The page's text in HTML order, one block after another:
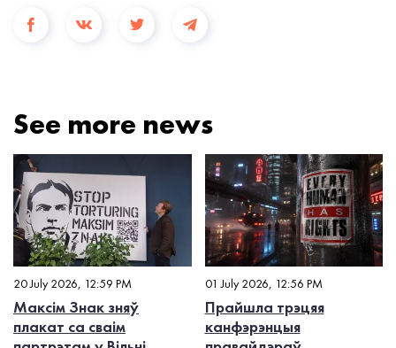
See more news
20 July 2026, 12:59 PM
Максім Знак зняў
плакат са сваім
01 July 2026, 12:56 PM
Прайшла трэцяя
канфэрэнцыя